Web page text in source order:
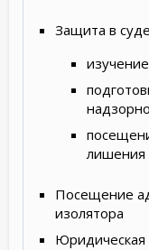
Защита в
лишения
Посещение
изолятора